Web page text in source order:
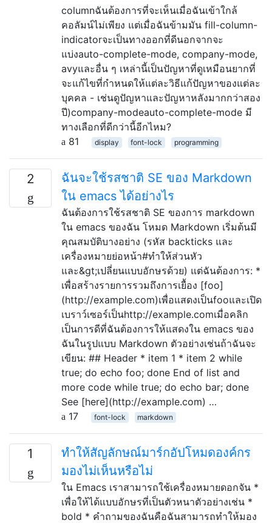
columnฉันต้องการที่จะเห็นเมื่อฉันเข้าใกล้
คอลัมน์ไม่เพียง แต่เมื่อฉันข้ามมัน fill-column-
indicatorจะเป็นทางออกที่ดีนอกจากจะ
แบ่งauto-complete-mode, company-mode,
avyและอื่น ๆ เหล่านี้เป็นปัญหาที่ดูเหมือนยากที่
จะแก้ไขที่กำหนดให้แต่ละวิธีแก้ปัญหาของแต่ละ
บุคคล - เช่นดูปัญหาและปัญหาหลังมากกว่าสอง
ปี)company-modeauto-complete-mode มี
ทางเลือกที่ดีกว่านี้อีกไหม?
81
display font-lock programming
2
ฉันจะใช้รสชาติ SE ของ Markdown
ใน emacs ได้อย่างไร
ฉันต้องการใช้รสชาติ SE ของการ markdown
ใน emacs ของฉัน โหมด Markdown เริ่มต้นมี
คุณสมบัติบางอย่าง (รหัส backticks และ
เครื่องหมายย่อหน้า#ทำให้ส่วนหัว
และ&gt;เปลี่ยนแบบอักษรด้วย) แต่ฉันต้องการ: *
เพื่อสร้างรายการรวมถึงการเยื้อง [foo]
(http://example.com)เพื่อแสดงเป็นfooและเปิด
เบราว์เซอร์เป็นhttp://example.comเมื่อคลิก
เป็นการดีที่ฉันต้องการให้แสดงใน emacs ของ
ฉันในรูปแบบ Markdown ตัวอย่างเช่นถ้าฉันจะ
เขียน: ## Header * item 1 * item 2 while
true; do echo foo; done End of list and
more code while true; do echo bar; done
See [here](http://example.com) …
17
font-lock markdown
1
ทำให้สัญลักษณ์มาร์กอัปโหมดองค์กร
มองไม่เห็นหรือไม่
ใน Emacs เราสามารถใช้เครื่องหมายดอกจัน *
เพื่อให้ได้แบบอักษรที่เป็นตัวหนาตัวอย่างเช่น *
bold * คำถามของฉันคือฉันสามารถทำให้มอง